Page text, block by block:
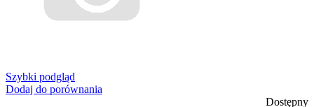
Szybki podgląd
Dodaj do porównania
Dostępny